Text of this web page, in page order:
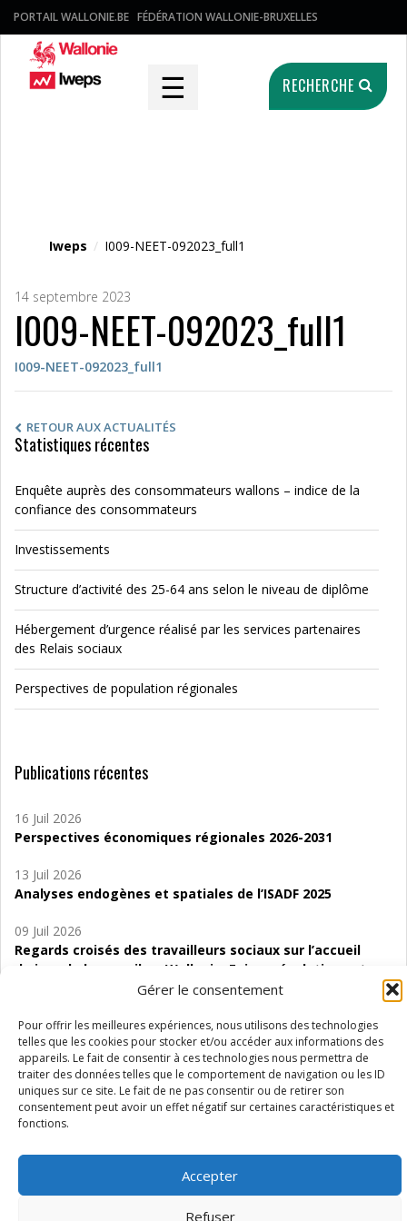
Gérer le consentement
Pour offrir les meilleures expériences, nous utilisons des technologies
telles que les cookies pour stocker et/ou accéder aux informations des
appareils. Le fait de consentir à ces technologies nous permettra de
traiter des données telles que le comportement de navigation ou les ID
uniques sur ce site. Le fait de ne pas consentir ou de retirer son
consentement peut avoir un effet négatif sur certaines caractéristiques et
fonctions.
Accepter
Refuser
PORTAIL WALLONIE.BE FÉDÉRATION WALLONIE-BRUXELLES
☰ RECHERCHE
Iweps / I009-NEET-092023_full1
14 septembre 2023
I009-NEET-092023_full1
I009-NEET-092023_full1
RETOUR AUX ACTUALITÉS
Statistiques récentes
Enquête auprès des consommateurs wallons – indice de la
confiance des consommateurs
Investissements
Structure d’activité des 25-64 ans selon le niveau de diplôme
Hébergement d’urgence réalisé par les services partenaires
des Relais sociaux
Perspectives de population régionales
Publications récentes
16 Juil 2026
Perspectives économiques régionales 2026-2031
13 Juil 2026
Analyses endogènes et spatiales de l’ISADF 2025
09 Juil 2026
Regards croisés des travailleurs sociaux sur l’accueil
de jour de bas seuil en Wallonie. Enjeux, évolutions et
06 Juil 2026
Étude d’évaluabilité des Structures
d’accompagnement à l’autocréation d’emploi (SAACE)
01 Juil 2026
Pénurie du personnel infirmier :quels indicateurs
Wallonie ?